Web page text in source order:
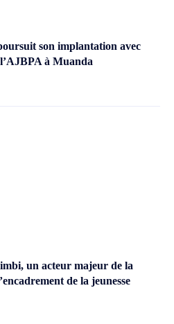
son implantation avec
à Muanda
un acteur majeur de la
de la jeunesse